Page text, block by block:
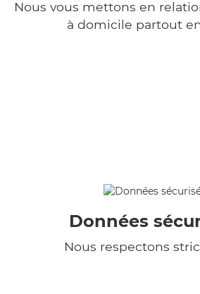
Nous vous mettons en
à domicile partout
Données
Nous respectons